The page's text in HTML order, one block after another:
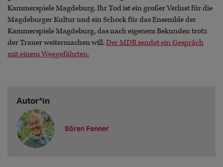
Kammerspiele Magdeburg. Ihr Tod ist ein großer Verlust für die
Magdeburger Kultur und ein Schock für das Ensemble der
Kammerspiele Magdeburg, das nach eigenem Bekunden trotz
der Trauer weitermachen will.Der MDR sendet ein Gespräch
mit einem Weggefährten.
Autor*in
Sören Fenner